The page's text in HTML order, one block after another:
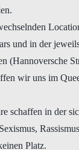
und in der
(Hannoversche
wir uns im
schaffen in der
Platz.